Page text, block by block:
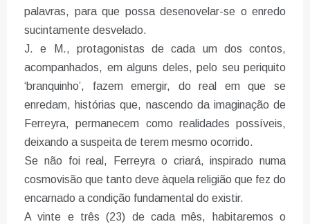
palavras, para que possa desenovelar-se o enredo
sucintamente desvelado.
J. e M., protagonistas de cada um dos contos,
acompanhados, em alguns deles, pelo seu periquito
‘branquinho’, fazem emergir, do real em que se
enredam, histórias que, nascendo da imaginação de
Ferreyra, permanecem como realidades possíveis,
deixando a suspeita de terem mesmo ocorrido.
Se não foi real, Ferreyra o criará, inspirado numa
cosmovisão que tanto deve àquela religião que fez do
encarnado a condição fundamental do existir.
A vinte e três (23) de cada mês, habitaremos o